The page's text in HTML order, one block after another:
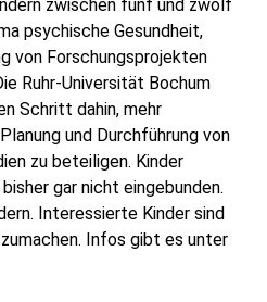
zwischen fünf und zwölf
psychische Gesundheit,
von Forschungsprojekten
Ruhr-Universität Bochum
Schritt dahin, mehr
und Durchführung von
zu beteiligen. Kinder
gar nicht eingebunden.
Interessierte Kinder sind
Infos gibt es unter